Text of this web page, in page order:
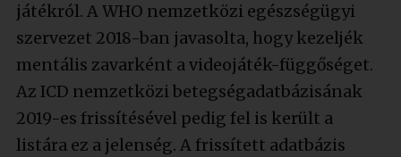
játékról. A WHO nemzetközi egészségügyi
szervezet 2018-ban javasolta, hogy kezeljék
mentális zavarként a videojáték-függőséget.
Az ICD nemzetközi betegségadatbázisának
2019-es frissítésével pedig fel is került a
listára ez a jelenség. A frissített adatbázis